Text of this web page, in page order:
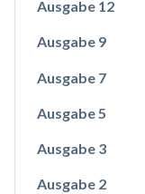
Ausgabe 12
Ausgabe 9
Ausgabe 7
Ausgabe 5
Ausgabe 3
Ausgabe 2